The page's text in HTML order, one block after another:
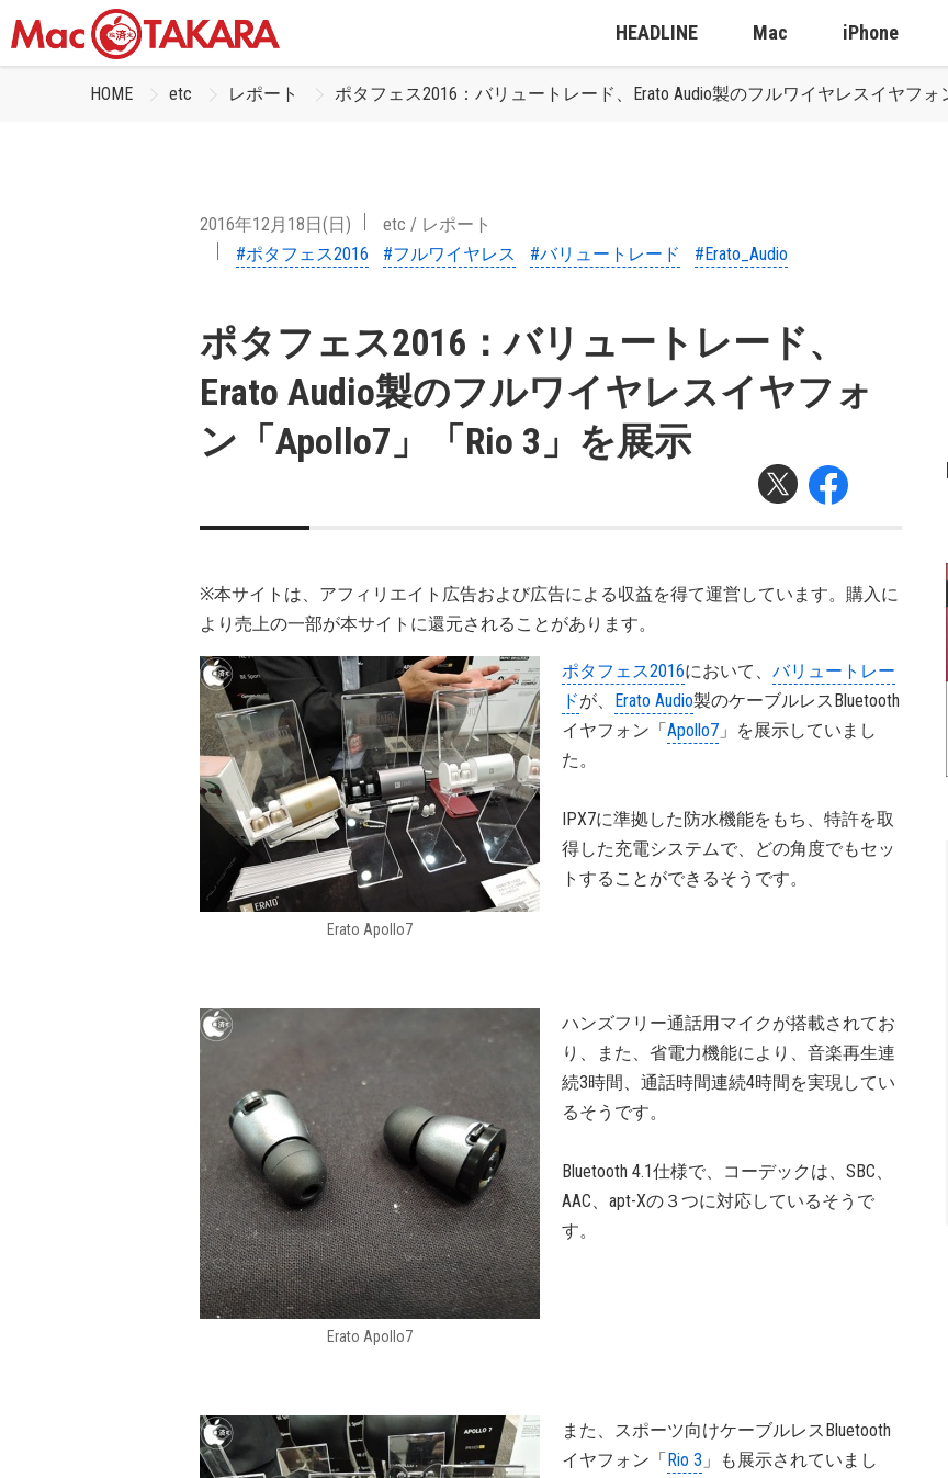
HEADLINE Mac iPhone
HOME etc レポート ポタフェス2016：バリュートレード、Erato Audio製のフルワイヤレスイヤフォ
2016年12月18日(日) etc / レポート
#ポタフェス2016
#フルワイヤレス #バリュートレード #Erato_Audio
ポタフェス2016：バリュートレード、
Erato Audio製のフルワイヤレスイヤフォ
ン「Apollo7」「Rio 3」を展示
※本サイトは、アフィリエイト広告および広告による収益を得て運営しています。購入に
より売上の一部が本サイトに還元されることがあります。
Erato Apollo7
ポタフェス2016において、 バリュートレー
ドが、 Erato Audio製のケーブルレスBluetooth
イヤフォン「Apollo7 」を展示していまし
た。
IPX7に準拠した防水機能をもち、特許を取
得した充電システムで、どの角度でもセッ
トすることができるそうです。
Erato Apollo7
ハンズフリー通話用マイクが搭載されてお
り、また、省電力機能により、音楽再生連
続3時間、通話時間連続4時間を実現してい
るそうです。
Bluetooth 4.1仕様で、コーデックは、SBC、
AAC、apt-Xの３つに対応しているそうで
す。
また、スポーツ向けケーブルレスBluetooth
イヤフォン「Rio 3 」も展示されていまし